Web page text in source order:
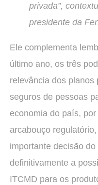
privada”,
presidente da
Ele complementa
último ano, os três
relevância dos planos
seguros de pessoas
economia do país,
arcabouço
importante decisão
definitivamente a
ITCMD para os